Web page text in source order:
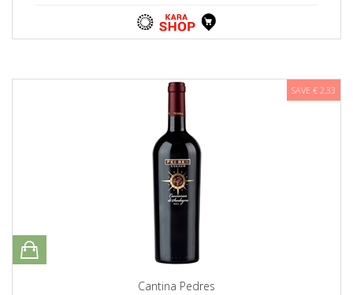
SAVE € 2,33
Cantina Pedres